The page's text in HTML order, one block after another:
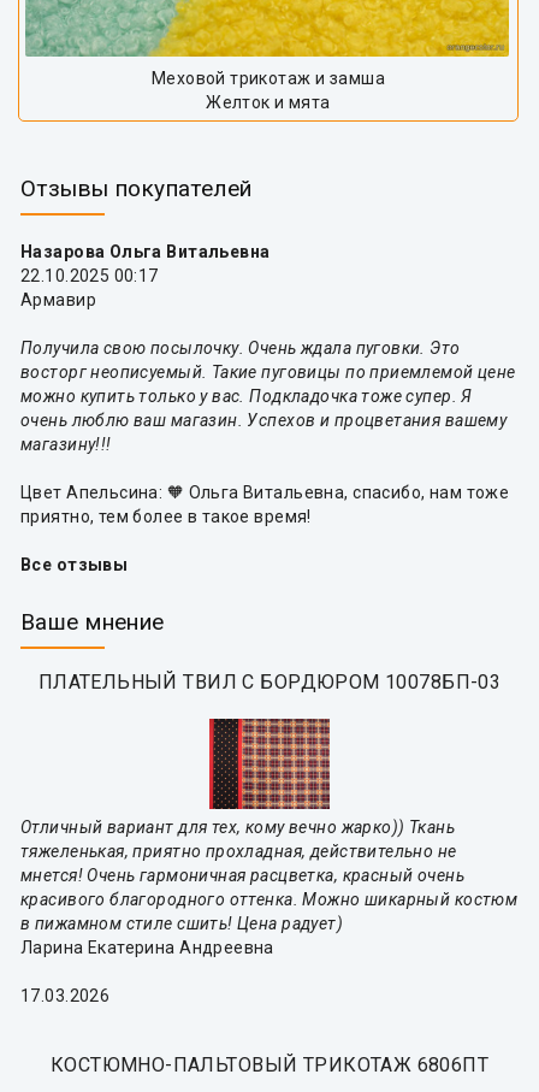
Меховой трикотаж и замша
Желток и мята
Отзывы покупателей
Назарова Ольга Витальевна
22.10.2025 00:17
Армавир
Получила свою посылочку. Очень ждала пуговки. Это
восторг неописуемый. Такие пуговицы по приемлемой цене
можно купить только у вас. Подкладочка тоже супер. Я
очень люблю ваш магазин. Успехов и процветания вашему
магазину!!!
Цвет Апельсина: 🧡 Ольга Витальевна, спасибо, нам тоже
приятно, тем более в такое время!
Все отзывы
Ваше мнение
ПЛАТЕЛЬНЫЙ ТВИЛ С БОРДЮРОМ 10078БП-03
Отличный вариант для тех, кому вечно жарко)) Ткань
тяжеленькая, приятно прохладная, действительно не
мнется! Очень гармоничная расцветка, красный очень
красивого благородного оттенка. Можно шикарный костюм
в пижамном стиле сшить! Цена радует)
Ларина Екатерина Андреевна
17.03.2026
КОСТЮМНО-ПАЛЬТОВЫЙ ТРИКОТАЖ 6806ПТ